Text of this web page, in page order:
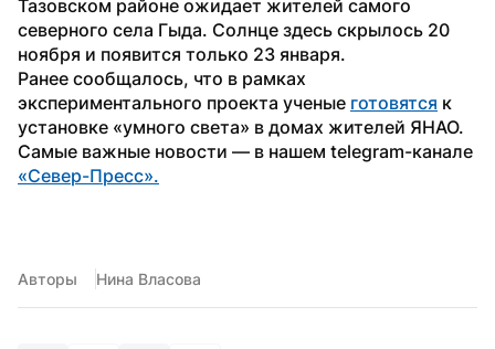
Тазовском районе ожидает жителей самого
северного села Гыда. Солнце здесь скрылось 20
ноября и появится только 23 января.
Ранее сообщалось, что в рамках
экспериментального проекта ученые готовятся к
установке «умного света» в домах жителей ЯНАО.
«Север-Пресс».
Авторы Нина Власова